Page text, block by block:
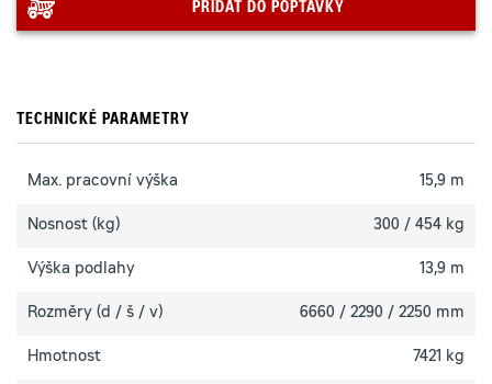
PŘIDAT DO POPTÁVKY
TECHNICKÉ PARAMETRY
Max. pracovní výška 15,9 m
Nosnost (kg) 300 / 454 kg
Výška podlahy 13,9 m
Rozměry (d / š / v) 6660 / 2290 / 2250 mm
Hmotnost 7421 kg